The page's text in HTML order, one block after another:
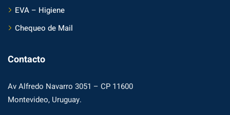
EVA – Higiene
Chequeo de Mail
Contacto
Av Alfredo Navarro 3051 – CP 11600
Montevideo, Uruguay.